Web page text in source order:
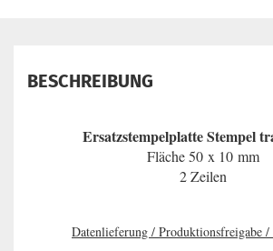
BESCHREIBUNG
Ersatzstempelplatte Stempel
Fläche 50 x 10 mm
2 Zeilen
Datenlieferung / Produktionsfreigabe /